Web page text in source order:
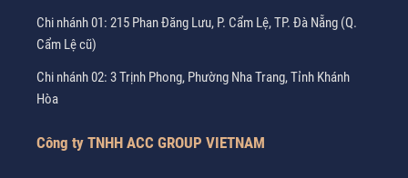
Chi nhánh 01: 215 Phan Đăng Lưu, P. Cẩm Lệ, TP. Đà Nẵng (Q.
Cẩm Lệ cũ)
Chi nhánh 02: 3 Trịnh Phong, Phường Nha Trang, Tỉnh Khánh
Hòa
Công ty TNHH ACC GROUP VIETNAM